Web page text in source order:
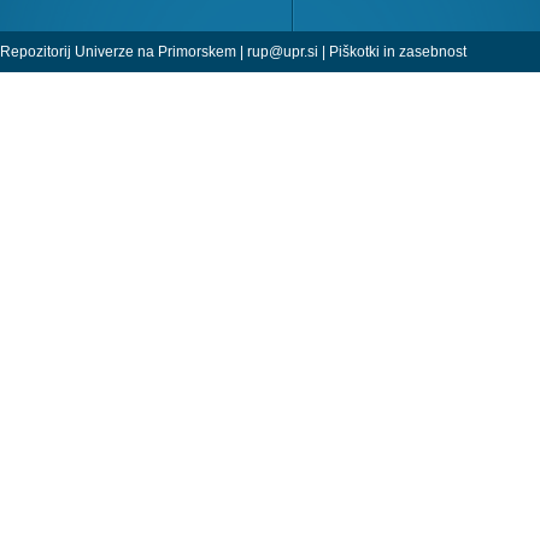
Repozitorij Univerze na Primorskem | rup@upr.si | Piškotki in zasebnost